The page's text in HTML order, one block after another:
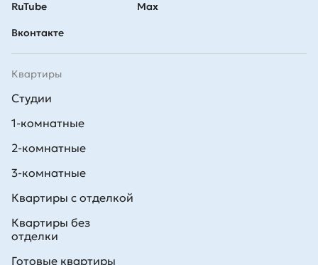
RuTube
Вконтакте
Max
Квартиры
Студии
1-комнатные
2-комнатные
3-комнатные
Квартиры с отделкой
Квартиры без
отделки
Готовые квартиры